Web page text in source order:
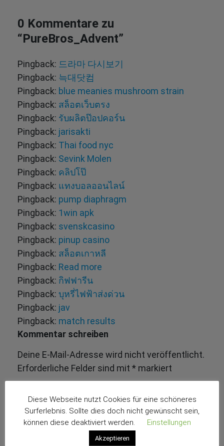
0 Kommentare zu
“PureBros_Advent”
Pingback: 드라마 다시보기
Pingback: 늑대닷컴
Pingback: blue meanies mushroom strain​
Pingback: สล็อตเว็บตรง
Pingback: รับผลิตป๊อปคอร์น
Pingback: jarisakti
Pingback: Thai food nyc
Pingback: Sevink Molen
Pingback: คลิปโป๊
Pingback: แทงบอลออนไลน์
Pingback: pump diaphragm
Pingback: 1win apk
Pingback: svenskcasino
Pingback: pinup casino
Pingback: สล็อตเกาหลี
Pingback: Read more
Pingback: กิฟฟารีน
Pingback: บุหรี่ไฟฟ้าส่งด่วน
Pingback: jav
Pingback: match results
Kommentar schreiben
Deine E-Mail-Adresse wird nicht veröffentlicht.
Erforderliche Felder sind mit * markiert
Diese Webseite nutzt Cookies für eine schöneres
Surferlebnis. Sollte dies doch nicht gewünscht sein,
können diese deaktiviert werden.
Einstellungen
Akzeptieren